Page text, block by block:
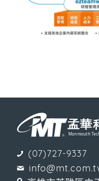
(07)727-9337